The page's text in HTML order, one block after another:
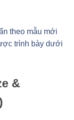
theo mẫu mới
trình bày dưới
&